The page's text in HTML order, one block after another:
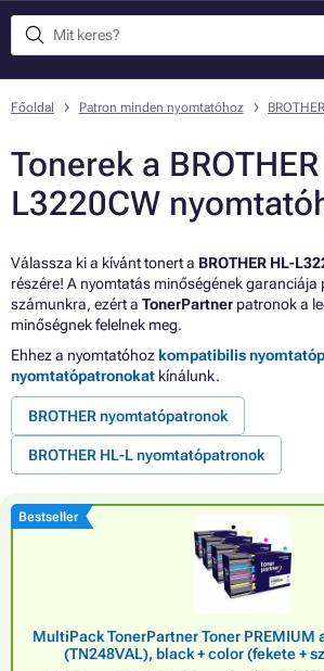
Főoldal Patron minden nyomtatóhoz BROTHER
Tonerek a
L3220CW
Válassza ki a kívánt tonert a BROTHER HL-
részére! A nyomtatás minőségének garanciája
számunkra, ezért a TonerPartner patronok a
minőségnek felelnek meg.
Ehhez a nyomtatóhoz kompatibilis
nyomtatópatronokat kínálunk.
BROTHER nyomtatópatronok
BROTHER HL-L nyomtatópatronok
Bestseller
MultiPack TonerPartner Toner PREMIUM
(TN248VAL), black + color (fekete +